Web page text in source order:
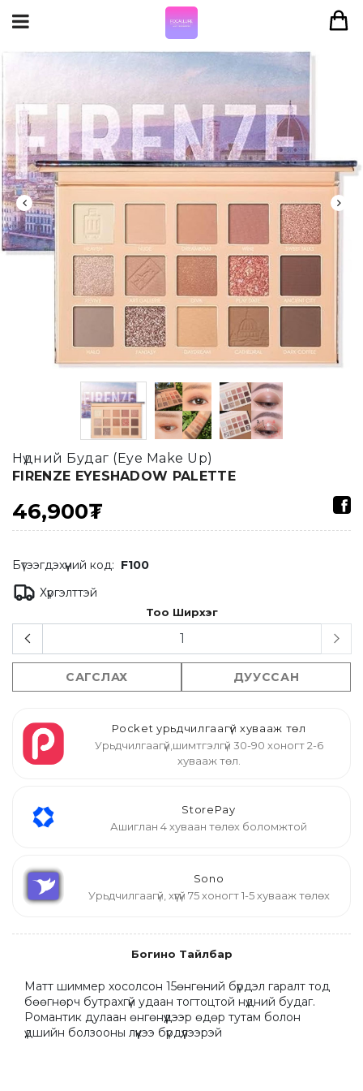
Нүдний Будаг (Eye Make Up)
FIRENZE EYESHADOW PALETTE
46,900₮
Бүтээгдэхүүний код: F100
Хүргэлттэй
Тоо Ширхэг
САГСЛАХ ДУУССАН
Pocket урьдчилгаагүй хувааж төл
Урьдчилгаагүй,шимтгэлгүй 30-90 хоногт 2-6
хувааж төл.
StorePay
Ашиглан 4 хуваан төлөх боломжтой
Sono
Урьдчилгаагүй, хүүгүй 75 хоногт 1-5 хувааж төлөх
Богино Тайлбар
Матт шиммер хосолсон 15өнгөний бүрдэл гаралт тод
бөөгнөрч бутрахгүй удаан тогтоцтой нүдний будаг.
Романтик дулаан өнгөнүүдээр өдөр тутам болон
үдшийн болзооны лүүкээ бүрдүүлээрэй